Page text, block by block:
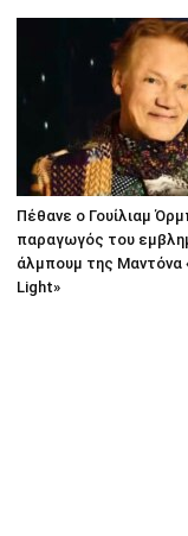
Πέθανε ο Γουίλιαμ
παραγωγός του
άλμπουμ της Μαντόνα
Light»